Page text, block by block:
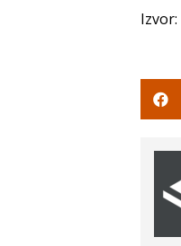
Izvor: